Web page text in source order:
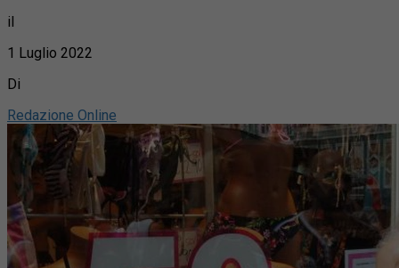
il
1 Luglio 2022
Di
Redazione Online